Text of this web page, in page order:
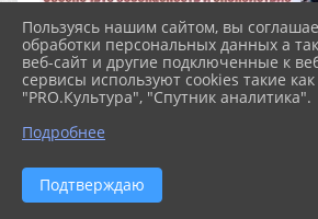
ФАЙЛЫ
Пользуясь нашим сайтом, вы
обработки персональных данных а
веб-сайт и другие подключенные к
сервисы используют cookies такие как
"PRO.Культура", "Спутник аналитика".
Подробнее
Подтверждаю